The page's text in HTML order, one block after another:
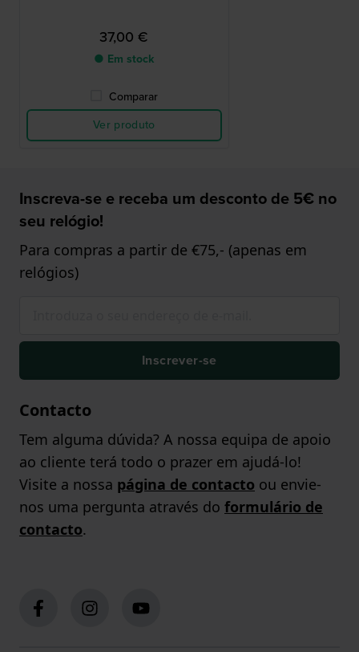
37,00 €
● Em stock
Comparar
Ver produto
Inscreva-se e receba um desconto de 5€ no
seu relógio!
Para compras a partir de €75,- (apenas em
relógios)
Inscrever-se
Contacto
Tem alguma dúvida? A nossa equipa de apoio
ao cliente terá todo o prazer em ajudá-lo!
Visite a nossa página de contacto ou envie-
nos uma pergunta através do formulário de
contacto.